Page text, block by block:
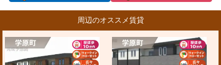
周辺のオススメ賃貸